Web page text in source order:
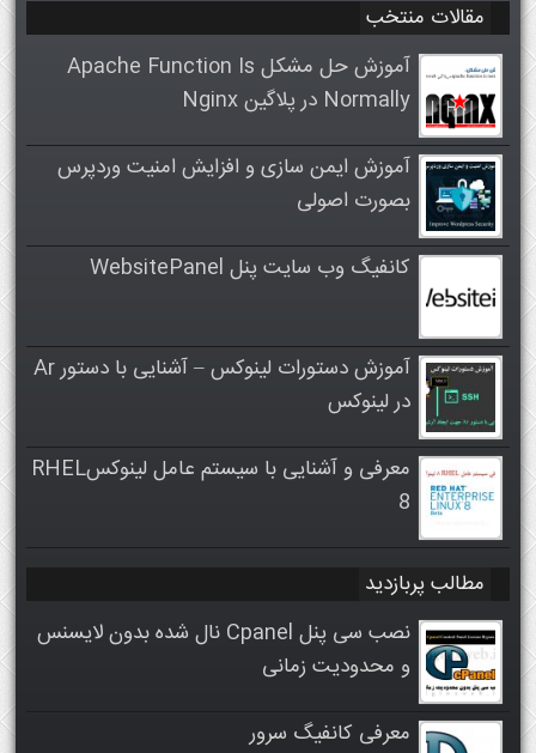
مقالات منتخب
آموزش حل مشکل Apache Function Is
Normally در پلاگین Nginx
آموزش ایمن سازی و افزایش امنیت وردپرس
بصورت اصولی
کانفیگ وب سایت پنل WebsitePanel
آموزش دستورات لینوکس – آشنایی با دستور Ar
در لینوکس
معرفی و آشنایی با سیستم عامل لینوکسRHEL
8
مطالب پربازدید
نصب سی پنل Cpanel نال شده بدون لایسنس
و محدودیت زمانی
معرفی کانفیگ سرور